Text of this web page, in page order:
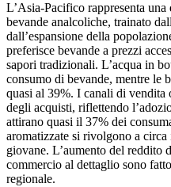
L’Asia-Pacifico rappresenta
bevande analcoliche, trainato
dall’espansione della
preferisce bevande a prezzi
sapori tradizionali. L’acqua in
consumo di bevande, mentre le
quasi al 39%. I canali di vendita
degli acquisti, riflettendo
attirano quasi il 37% dei
aromatizzate si rivolgono a
giovane. L’aumento del reddito
commercio al dettaglio sono
regionale.